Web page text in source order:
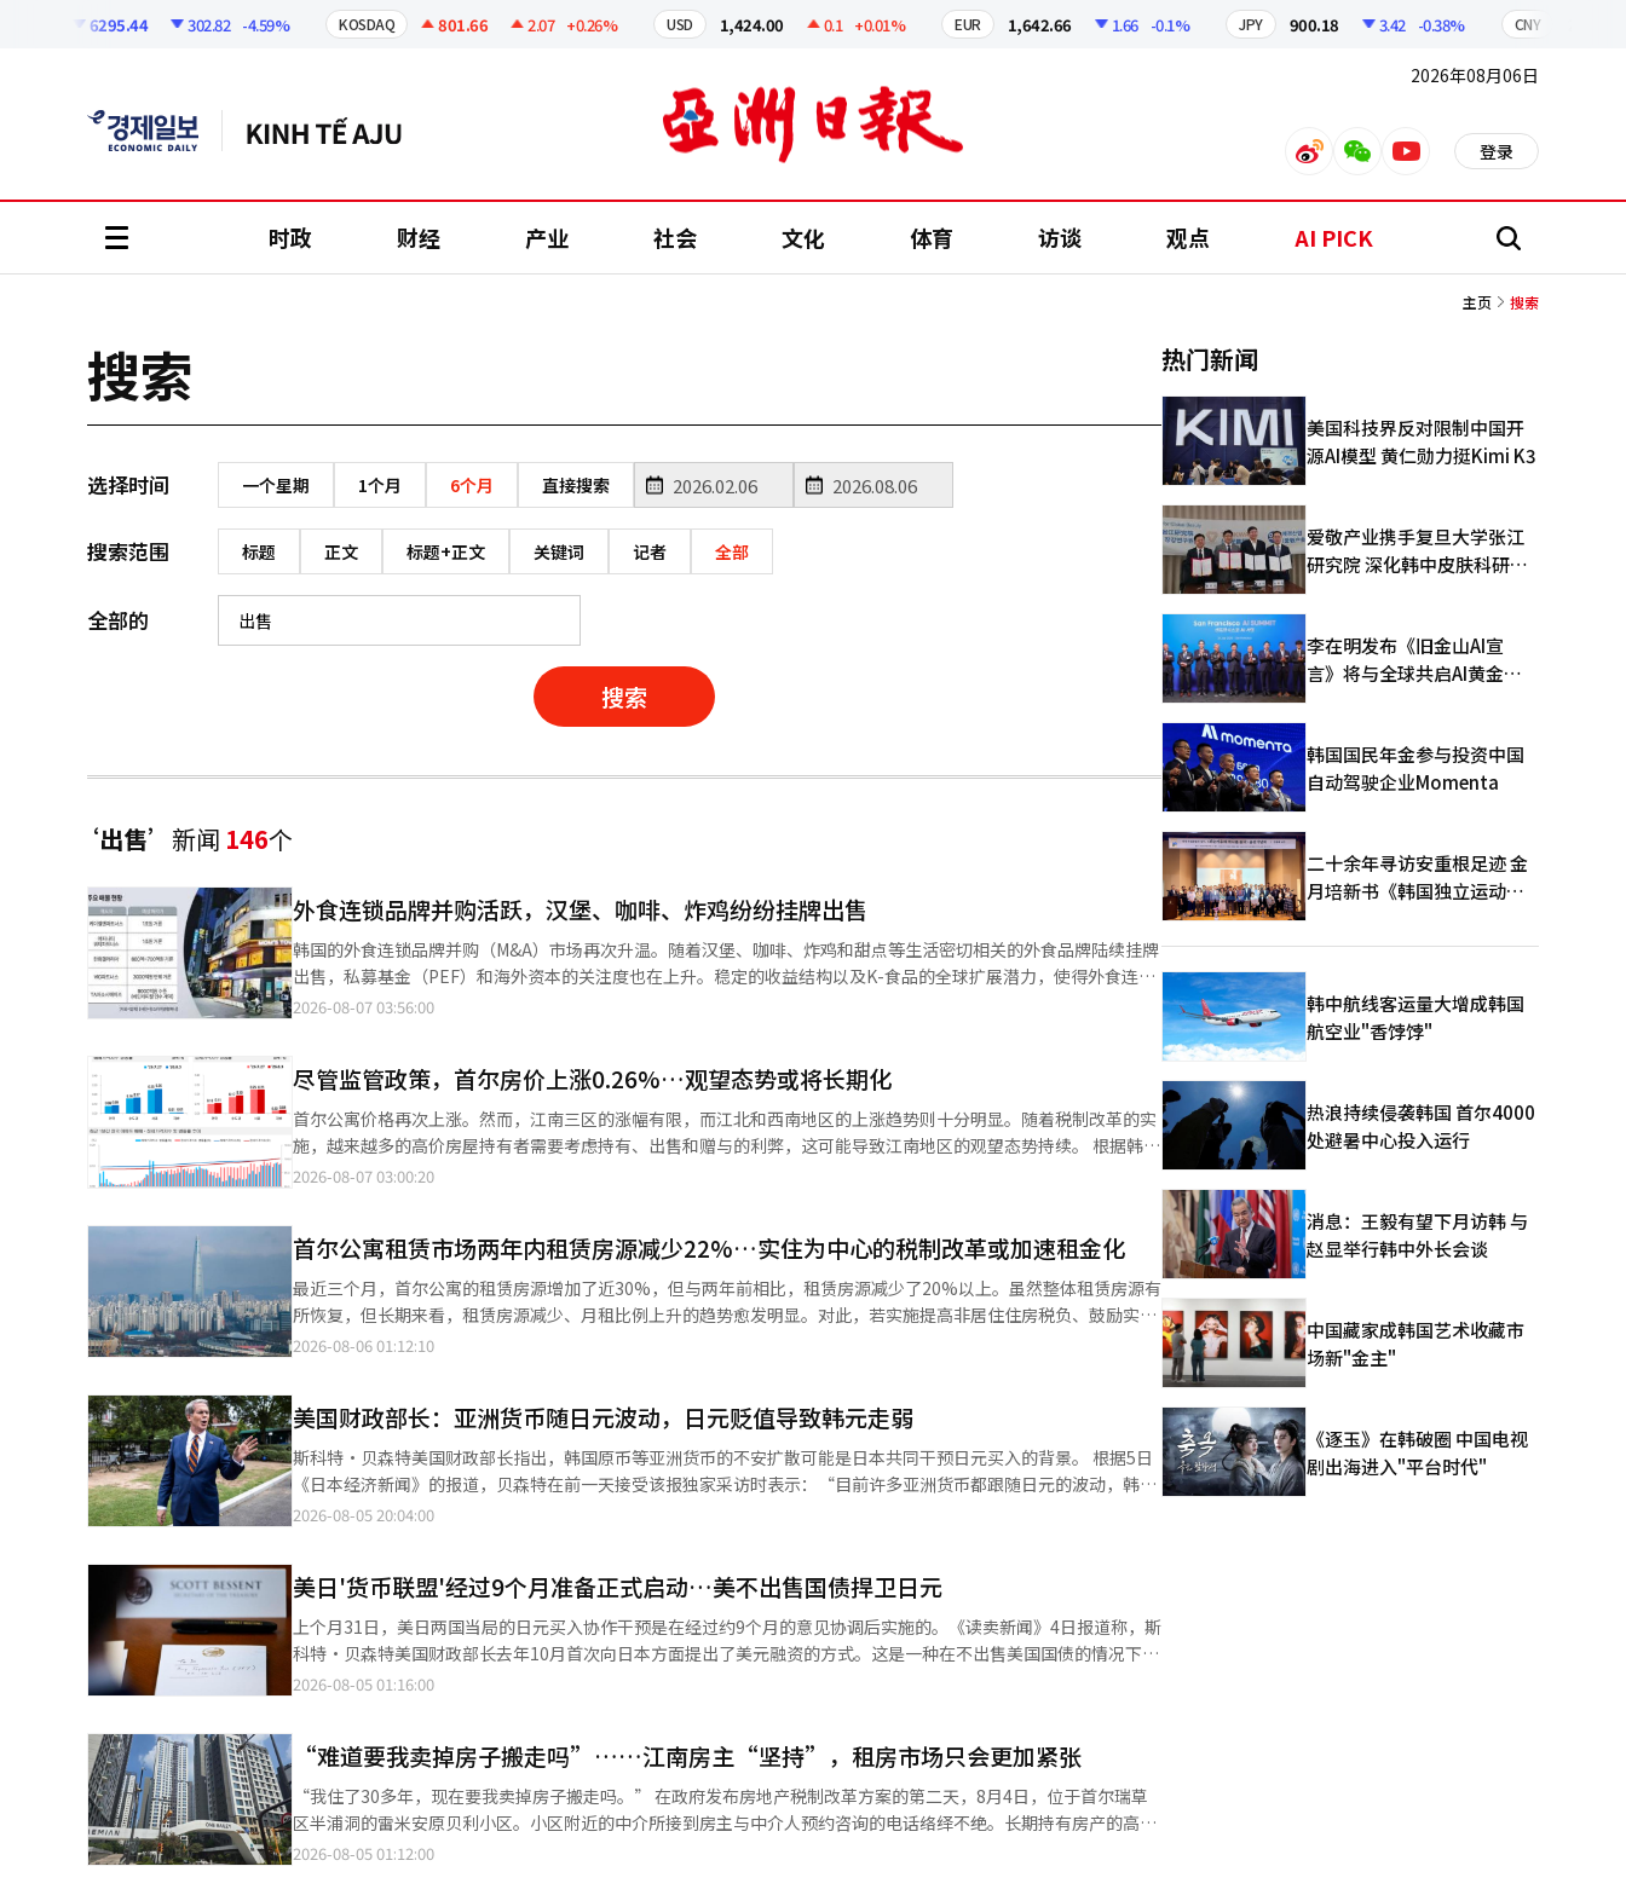
6295.44 302.82 -4.59% KOSDAQ 801.66 2.07 +0.26% USD 1,424.00 0.1 +0.01% EUR 1,642.66 1.66 -0.1% JPY 900.18 3.42 -0.38% CNY
2026年08月06日
weiboweixinyoutube 登录
时政 财经 产业 社会 文化 体育 访谈 观点 AI PICK 搜
主页 搜索
搜索
选择时间 一个星期 1个月 6个月 直接搜索
搜索范围 标题 正文 标题+正文 关键词 记者 全部
全部的
搜索
‘出售’ 新闻 146个
外食连锁品牌并购活跃，汉堡、咖啡、炸鸡纷纷挂牌出售
韩国的外食连锁品牌并购（M&A）市场再次升温。随着汉堡、咖啡、炸鸡和甜点等生活密切相关的外食品牌陆续挂牌
出售，私募基金（PEF）和海外资本的关注度也在上升。稳定的收益结构以及K-食品的全球扩展潜力，使得外食连锁
品牌成为投资者关注的资产。 根据投资银行（IB）行业的消息，最近外食连锁品牌并购市场上，汉堡品牌成为主要挂
港私募基金Affinity Equity Partners也选择德意志证券作为主办方，时隔三年再次启动对运营汉堡王和蒂姆霍顿的
BKR的出售。BKR去年估计的EBITDA为1060亿韩元，市场对其身价的讨论也在1万亿韩元左右。 高端及性价比自制
汉堡品牌的出售活动也在加速。汉华百货正在与优先谈判对象H&Q韩国进行最后的谈判，以出售五个汉堡在韩国的运
营公司FG Korea的股份。最近，弗兰克汉堡的运营公司Frank F&B也选择三一PwC作为出售主办方，加入了出售行
列。弗兰克汉堡在全国运营着600多家门店，去年EBITDA为60亿韩元，市场对其企业价值的评估约为500亿韩元。
TA Associates手中收购韩国、日本和美国等全球业务，迎来新东家。交易规模约为6.35亿美元（约9000亿韩元），
预计在今年第四季度完成交易。国内私募基金VIG Partners正在推进本村炸鸡的出售，并与海外战略投资者（SI）进
行最后的协商。 投资者关注外食连锁品牌的原因在于其稳定的现金创造能力。随着加盟店数量的增加，总部可以通过
特许经营费、原材料供应和物流等方式持续获得收益。收购后，通过扩大数字订单、提高物流效率和品牌更新等方
式，提升盈利能力的空间也很大。 海外扩展性也是主要的投资因素。随着K-食品的流行，国内经过验证的品牌在海外
全球10个国家运营着500多家门店。 成功进行体质改善的收购案例，进一步刺激了投资者的心理。Two Some Place
在私募基金投资后，通过强化高端战略和数字竞争力，去年首次突破了1万亿韩元的消费者销售额。KFC韩国也通过
扩大特许经营和运营效率，约以2000亿韩元的价格成功再出售，完成了三年内成功的投资回收（退出）模式。 然
而，随着资本流入的增加，潜在的副作用和风险也引发了警惕。由于私募基金的结构性特征，存在在一定期限内必须
获得高收益并收回投资的压力。为了改善短期财务指标，过度削减成本可能会损害品牌的独特性。如果将原材料供
值，而现在，门店的盈利能力、海外扩展性和数字竞争力更为重要的评估标准。”他还表示：“未来一段时间，围绕
竞争力得到验证的品牌，外食连锁品牌并购将继续进行。”※ 本报道经人工智能（AI）系统翻译与编辑。
2026-08-07 03:56:00
尽管监管政策，首尔房价上涨0.26%…观望态势或将长期化
首尔公寓价格再次上涨。然而，江南三区的涨幅有限，而江北和西南地区的上涨趋势则十分明显。随着税制改革的实
施，越来越多的高价房屋持有者需要考虑持有、出售和赠与的利弊，这可能导致江南地区的观望态势持续。 根据韩国
房地产院在8月6日发布的《2026年8月第一周全国周公寓价格动态》报告，截至8月3日，首尔公寓的交易价格较上周
续上涨。 在首尔，江北地区的涨幅相对较大。中区上涨了0.54%，中浪区上涨了0.52%，成北区上涨了0.49%，诺原
区上涨了0.46%，西大门区上涨了0.43%。这主要是由于大型公寓和中小型公寓的购房需求持续。 在江南地区，金川
区上涨了0.32%，九老区和冠岳区各上涨了0.30%，永登浦区上涨了0.29%。相比之下，江南区仅上涨了0.01%，瑞
草区上涨了0.02%，而松坡区的涨幅也仅为0.15%，低于首尔的平均水平。这表明，曾经主导上涨趋势的江南三区，
买卖双方均未急于交易。 然而，由于此次统计的调查基准日与税制改革方案的公布时间重合，因此价格变动不应被直
们的银行房地产研究院的南赫宇表示：“根据税制改革方案，高价单一住房持有者需要仔细考虑持有、出售和赠与之
间的选择。”他指出：“随着以江南三区为中心的持有者越来越多地推迟决策，买卖双方之间的拉锯战可能会加
剧。” 他还表示：“汉江带也有不少考虑进入江南市场的需求，因此短期内将不可避免地受到江南市场的影响。”他
预测，围绕持有成本和出售时机的观望氛围将持续一段时间。 京畿道的公寓价格上涨了0.16%，仁川上涨了0.03%。
在京畿道，龙仁市的气兴区上涨了0.52%，成南市的分当区上涨了0.43%，光明市上涨了0.42%；而高阳的日山东区
但济州、庆北、忠南和釜山则出现了下跌。 租赁市场也保持上涨趋势。全国公寓租赁价格上涨了0.11%，首都圈上涨
了0.19%，首尔上涨了0.25%。在首尔，成北区上涨了0.49%，诺原区上涨了0.42%，江北区上涨了0.33%，麻浦区
上涨了0.32%。金川区、江东区和松坡区也有所上涨，但瑞草区保持不变。※ 本报道经人工智能（AI）系统翻译与编
辑。
2026-08-07 03:00:20
首尔公寓租赁市场两年内租赁房源减少22%…实住为中心的税制改革或加速租金化
最近三个月，首尔公寓的租赁房源增加了近30%，但与两年前相比，租赁房源减少了20%以上。虽然整体租赁房源有
所恢复，但长期来看，租赁房源减少、月租比例上升的趋势愈发明显。对此，若实施提高非居住住房税负、鼓励实住
和出售的税制改革，可能会加速租金化的担忧随之而来。 根据房地产大数据平台Ashi的数据，截至8月4日，首尔公
去年，租赁房源也仅为22,865套，减少趋势持续。 相对而言，月租房源从2024年的14,547套增加到今年的17,553
套，增幅为20.7%。在整个租赁房源中，月租的比例也从35.4%上升至45.8%，增加了10.4个百分点。尽管最近租赁
房源有所增加，但租赁供应的恢复仍然不容乐观。 在租赁供应不足的情况下，价格上涨的趋势也在持续。根据KB房
地产的数据，7月首尔公寓的租赁价格较上月上涨了1.34%。虽然涨幅较6月的1.43%有所减小，但在需求旺盛的地
区，价格仍在上涨。首尔公寓的租赁供需指数为126.2，超过了买卖供需指数的112.6。该指数超过100意味着租赁需
赁市场结构变化以及房东偏好月租的累积结果。然而，政府2026年的税制改革方案旨在增加实住优惠，提高非居住及
出租目的住房的负担，这可能会影响未来房东的选择。 该改革方案将实住一户家庭的综合房地产税基本扣除额从现行
的1.2亿韩元提高至1.4亿韩元，而不居住的单户家庭的扣除额则降低至9000万韩元。多户家庭在9000万韩元的基本扣
除中，仅能统一扣除4000万韩元，其余5000万韩元将根据实际居住住房所占比例进行适用。如果没有任何住房居
住，基本扣除额将减少至4000万韩元。 持有三套以上住房和调控区域住房持有者的公平市场价值比例也将从现行的
为以居住时间为中心的长期居住所得扣除，并在2028年引入20亿韩元和2029年起引入10亿韩元的限制。 政府希望通
过加强实住优惠和给予多户家庭资本利得税减免的过渡期，促使出租目的住房进入买卖市场。然而，房东的选择不一
定会导致出售。若非居住状态下的税负加重，房东可能会选择出售或直接入驻，若继续持有则可能将增加的成本转嫁
到租金上。 若房东直接入驻，该住房将退出租赁市场。然而，是否将现有居住住房重新投入租赁市场，将影响整体租
赁供应。随着持有税等每年需现金支付的负担增加，房东可能更倾向于选择月租而非租赁。南赫宇，我们银行房地产
2026-08-06 01:12:10
美国财政部长：亚洲货币随日元波动，日元贬值导致韩元走弱
斯科特·贝森特美国财政部长指出，韩国原币等亚洲货币的不安扩散可能是日本共同干预日元买入的背景。 根据5日
《日本经济新闻》的报道，贝森特在前一天接受该报独家采访时表示：“目前许多亚洲货币都跟随日元的波动，韩元
走弱也是因为日元贬值。”他还补充道：“很多人认为人民币被严重低估，但中国因日元贬值而感到提升人民币价值
贬值，我已经目睹韩元出现过度波动的情况。”他强调：“日元的水平可能引发其他问题或竞争性货币贬值，这并不
健康，稳定的日元对美国及整个亚洲都非常重要。” 此前，美国和日本货币当局于上个月31日（当地时间）进行了
近28年来首次的日元买入共同干预。干预后，日元迅速回升，韩元也随之上涨，市场上出现了韩国外汇当局可能也在
进行韩元防御的猜测。 一位要求匿名的美国政府高级官员指出：“日本的进口依赖度高，日元贬值推动了物价上
涨。”他表示，如果日本国债利率上升，全球资金流动将发生变化，主要国家的长期利率也将面临上行压力，并
予了积极评价。他表示：“安倍经济学的那个阶段已经过去，现在是‘高市经济学’的时代。” 他对日本银行行长上
田和夫表示：“我认识他15年，非常信任他，是一个很好理解市场的人。”他补充道：“美国相信日本目前推行的政
策将导致日元升值，这应被视为一个信号。” 暗示可能进行进一步干预 贝森特表示，未来可能会进行进一步的共同
干预。他说：“我们与东京保持密切沟通，将采取必要措施，以支持美国经济和纳税人，并稳定全球经济。” 美国高
级官员也表示，未来的共同干预“所有选择都是开放的”，这意味着不排除以出售美元的方式进行干预。 不过，在此
2026-08-05 20:04:00
美日'货币联盟'经过9个月准备正式启动…美不出售国债捍卫日元
上个月31日，美日两国当局的日元买入协作干预是在经过约9个月的意见协调后实施的。《读卖新闻》4日报道称，斯
科特·贝森特美国财政部长去年10月首次向日本方面提出了美元融资的方式。这是一种在不出售美国国债的情况下筹
集干预资金的方法。日本计划今后将继续通过这种方式来确保日元买入干预的资金。 日本政府在7月30日单独进行了
曾升至163日元的后半部分。《日本经济新闻》报道称，市场上流传着日本当局在3日上午也进行了追加干预的预测。
如果属实，这将是连续三个交易日的干预。 日本财政大臣片山聪在3日正式宣布协作干预的事实时表示：“今后也不
会犹豫进行追加的协作干预。”财务官员三村纯在同一天上午对记者表示：“这次的协作干预可以说是美日货币联盟
的完成形。”美日协作干预是自2011年东日本大地震后15年来首次，日元买入干预则是自1998年亚洲金融危机以来
28年来首次。这种措施通常限于类似地震或金融危机等特殊情况。日本财政部的一位官员表示：“经济上现在是平
2026-08-05 01:16:00
“难道要我卖掉房子搬走吗”……江南房主“坚持”，租房市场只会更加紧张
“我住了30多年，现在要我卖掉房子搬走吗。” 在政府发布房地产税制改革方案的第二天，8月4日，位于首尔瑞草
区半浦洞的雷米安原贝利小区。小区附近的中介所接到房主与中介人预约咨询的电话络绎不绝。长期持有房产的高龄
业主们在计算增加的持有税和减少的资本利得税减免优惠之间，忙于在出售与持有之间做出选择。 在一家经营22年
2026-08-05 01:12:00
热门新闻
美国科技界反对限制中国开
源AI模型 黄仁勋力挺Kimi K3
爱敬产业携手复旦大学张江
研究院 深化韩中皮肤科研合
李在明发布《旧金山AI宣
言》将与全球共启AI黄金时
韩国国民年金参与投资中国
自动驾驶企业Momenta
二十余年寻访安重根足迹 金
月培新书《韩国独立运动圣
版
韩中航线客运量大增成韩国
航空业"香饽饽"
热浪持续侵袭韩国 首尔4000
处避暑中心投入运行
消息：王毅有望下月访韩 与
赵显举行韩中外长会谈
中国藏家成韩国艺术收藏市
场新"金主"
《逐玉》在韩破圈 中国电视
剧出海进入"平台时代"